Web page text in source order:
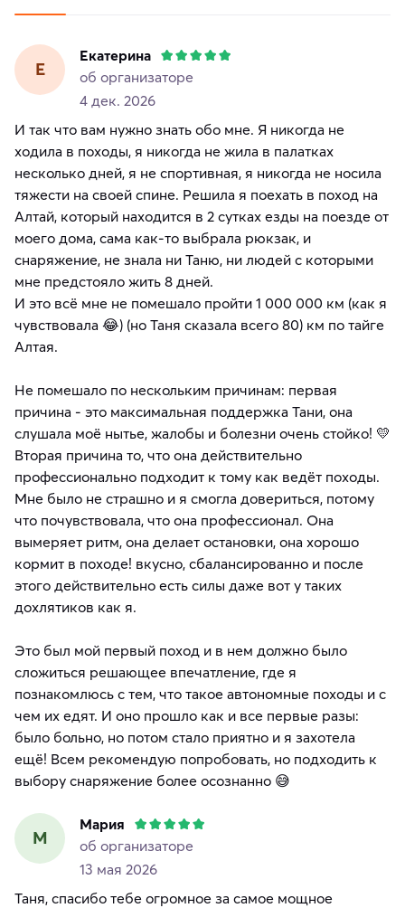
Е
Екатерина
об организаторе
4 дек. 2026
И так что вам нужно знать обо мне. Я никогда не
ходила в походы, я никогда не жила в палатках
несколько дней, я не спортивная, я никогда не носила
тяжести на своей спине. Решила я поехать в поход на
Алтай, который находится в 2 сутках езды на поезде от
моего дома, сама как-то выбрала рюкзак, и
снаряжение, не знала ни Таню, ни людей с которыми
мне предстояло жить 8 дней.
И это всё мне не помешало пройти 1 000 000 км (как я
чувствовала 😂) (но Таня сказала всего 80) км по тайге
Алтая.
Не помешало по нескольким причинам: первая
причина - это максимальная поддержка Тани, она
слушала моё нытье, жалобы и болезни очень стойко! 💛
Вторая причина то, что она действительно
профессионально подходит к тому как ведёт походы.
Мне было не страшно и я смогла довериться, потому
что почувствовала, что она профессионал. Она
вымеряет ритм, она делает остановки, она хорошо
кормит в походе! вкусно, сбалансированно и после
этого действительно есть силы даже вот у таких
дохлятиков как я.
Это был мой первый поход и в нем должно было
сложиться решающее впечатление, где я
познакомлюсь с тем, что такое автономные походы и с
чем их едят. И оно прошло как и все первые разы:
было больно, но потом стало приятно и я захотела
ещё! Всем рекомендую попробовать, но подходить к
выбору снаряжение более осознанно 😅
М
Мария
об организаторе
13 мая 2026
Таня, спасибо тебе огромное за самое мощное